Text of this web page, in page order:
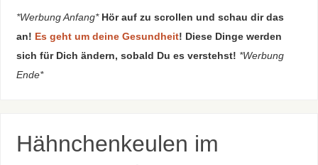
*Werbung Anfang* Hör auf zu scrollen und schau dir das
an! Es geht um deine Gesundheit! Diese Dinge werden
sich für Dich ändern, sobald Du es verstehst! *Werbung
Ende*
Hähnchenkeulen im